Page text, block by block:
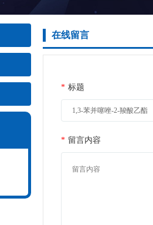
在线留言
* 标题
* 留言内容